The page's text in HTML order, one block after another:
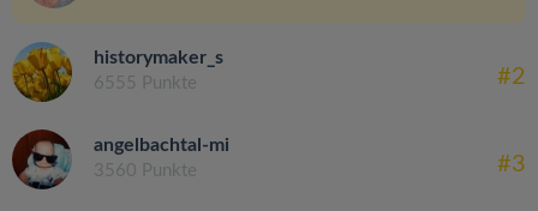
historymaker_s
6555 Punkte #2
angelbachtal-mi
3560 Punkte #3